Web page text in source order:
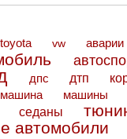
toyota vw аварии
дпс дтп
машина машины
седаны
автомобили